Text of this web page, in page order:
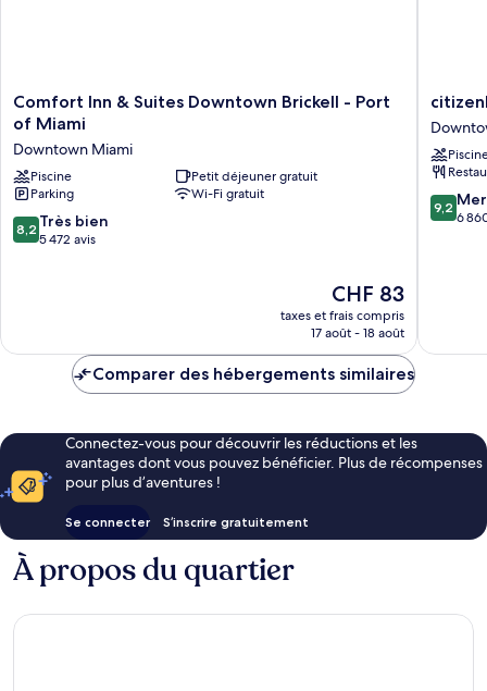
Comfort
Inn
Suites
Downtown
Brickell
-
Port
Comfort Inn & Suites Downtown Brickell - Port
of Miami
Downtown Miami
Piscine
Petit déjeuner gratuit
Parking
Wi-Fi gratuit
8.2
sur
8,2 Très bien
5 472 avis
Le
nouveau
prix
de
CHF 83
taxes et frais compris
17 août - 18 août
citizenM
Miami
Miami
9.2
sur
9,2
6
Comparer des hébergements similaires
Connectez-vous pour découvrir les réductions et les
avantages dont vous pouvez bénéficier. Plus de récompenses
pour plus d’aventures !
Se connecter S’inscrire gratuitement
À propos du quartier